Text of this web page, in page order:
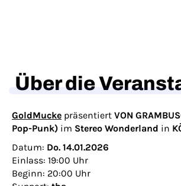
Über die
GoldMucke präsentiert VON
Pop-Punk) im Stereo Wonderland in
Datum: Do. 14.01.2026
Einlass: 19:00 Uhr
Beginn: 20:00 Uhr